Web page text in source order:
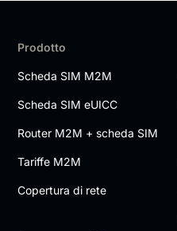
Prodotto
Scheda SIM M2M
Scheda SIM eUICC
Router M2M + scheda SIM
Tariffe M2M
Copertura di rete